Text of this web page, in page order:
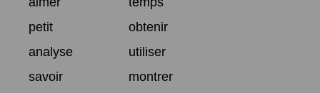
petit
obtenir
analyse
utiliser
savoir
montrer